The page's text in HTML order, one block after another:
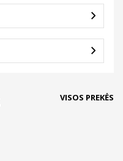
VISOS PREKĖS